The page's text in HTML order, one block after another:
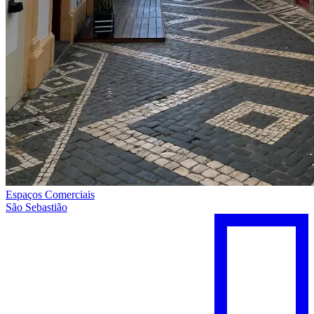
Espaços Comerciais
São Sebastião